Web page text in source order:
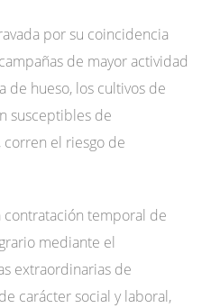
por su coincidencia
de mayor actividad
de hueso, los cultivos de
susceptibles de
corren el riesgo de
contratación temporal de
mediante el
extraordinarias de
carácter social y laboral,